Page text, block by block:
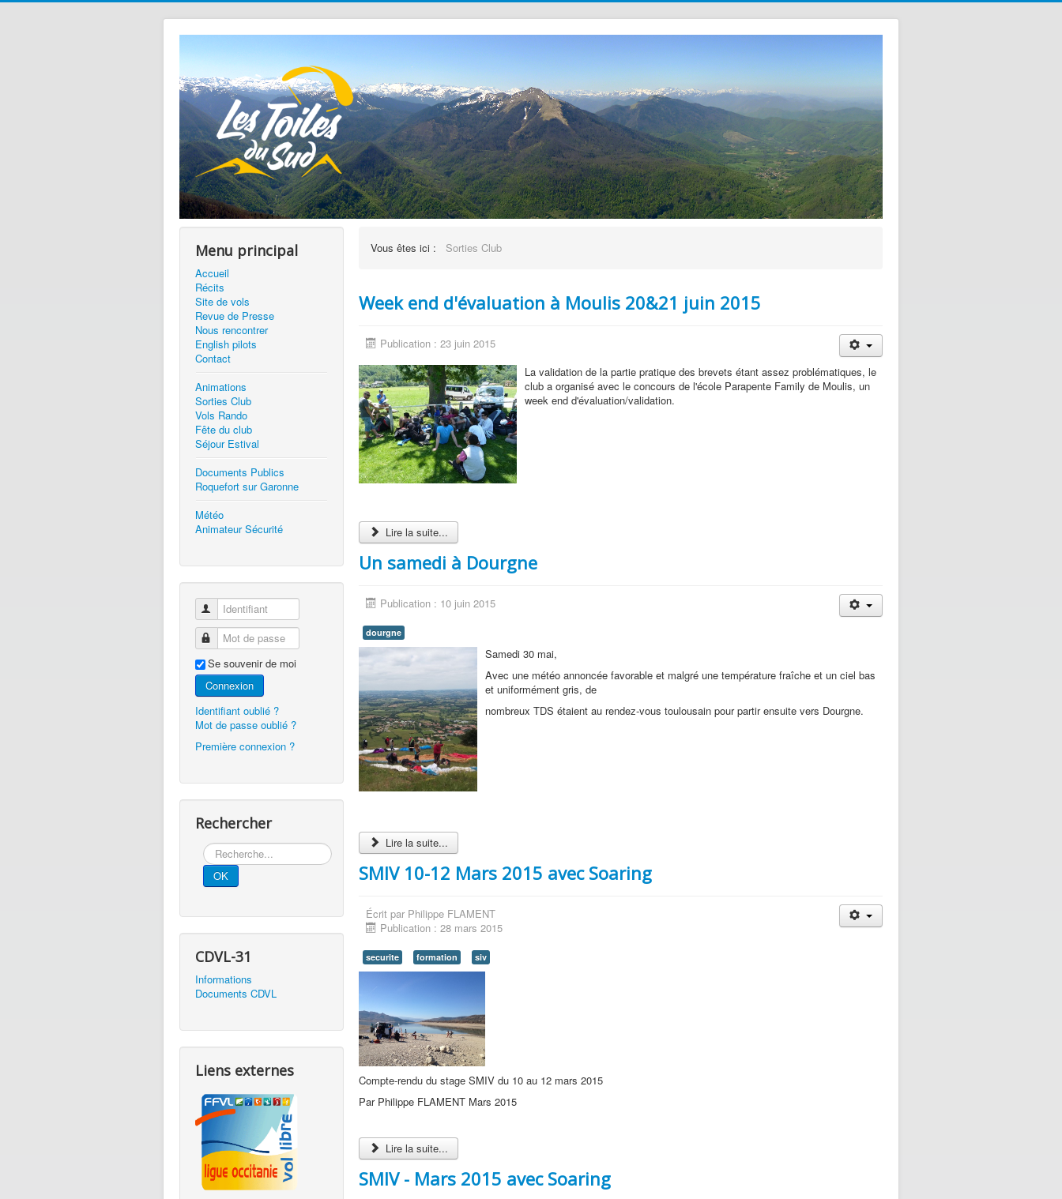
Menu principal
Accueil
Récits
Site de vols
Revue de Presse
Nous rencontrer
English pilots
Contact
Animations
Sorties Club
Vols Rando
Fête du club
Séjour Estival
Documents Publics
Roquefort sur Garonne
Météo
Animateur Sécurité
Identifiant
Mot de passe
Se souvenir de moi
Connexion
Identifiant oublié ?
Mot de passe oublié ?
Première connexion ?
Rechercher
Rechercher
OK
CDVL-31
Informations
Documents CDVL
Liens externes
Vous êtes ici : Sorties Club
Week end d'évaluation à Moulis 20&21 juin 2015
Publication : 23 juin 2015
La validation de la partie pratique des brevets étant assez problématiques, le
club a organisé avec le concours de l'école Parapente Family de Moulis, un
week end d'évaluation/validation.
Lire la suite...
Un samedi à Dourgne
Publication : 10 juin 2015
dourgne
Samedi 30 mai,
Avec une météo annoncée favorable et malgré une température fraîche et un ciel bas
et uniformément gris, de
nombreux TDS étaient au rendez-vous toulousain pour partir ensuite vers Dourgne.
Lire la suite...
SMIV 10-12 Mars 2015 avec Soaring
Écrit par Philippe FLAMENT
Publication : 28 mars 2015
securite formation siv
Compte-rendu du stage SMIV du 10 au 12 mars 2015
Par Philippe FLAMENT Mars 2015
Lire la suite...
SMIV - Mars 2015 avec Soaring